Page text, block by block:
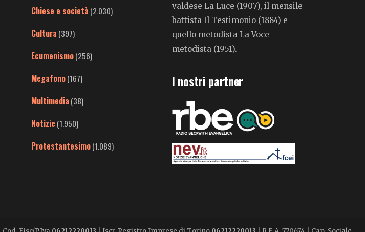
Chiese e società (2.030)
Cultura (397)
Ecumenismo(256)
Megafono(167)
Multimedia (38)
Notizie (1.950)
Protestantesimo(1.089)
valdese La Luce (1907), il mensile
battista Il Testimonio (1884) e
quello metodista La Voce
metodista (1951).
I nostri partner